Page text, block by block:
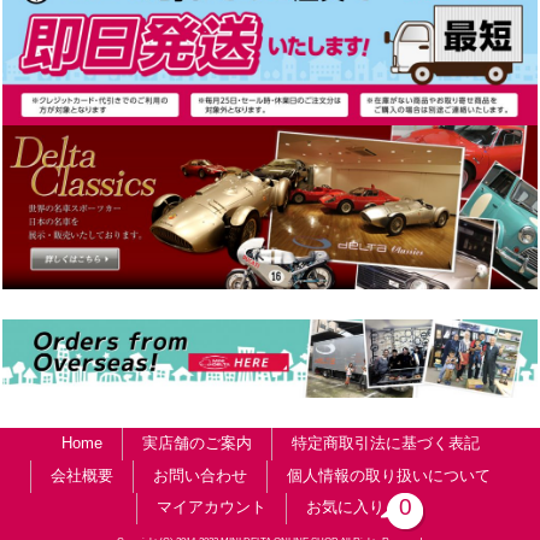
Home 実店舗のご案内
特定商取引法に基づく表記
会社概要
お問い合わせ
個人情報の取り扱いについて
マイアカウント
お気に入り 0